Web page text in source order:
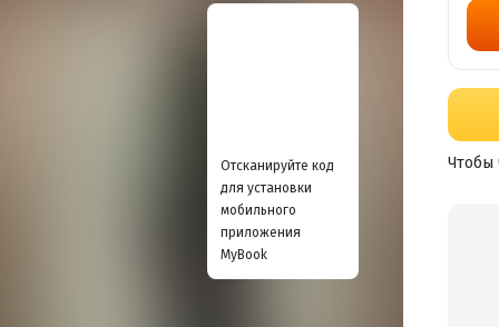
Отсканируйте код
для установки
мобильного
приложения
MyBook
Чтобы